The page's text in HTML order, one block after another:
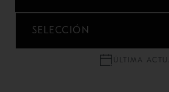
SELECCIÓN
ÚLTIMA